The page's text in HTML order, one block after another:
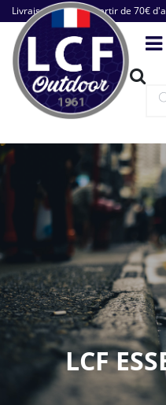
Livraison offerte à partir de 70€
LCF